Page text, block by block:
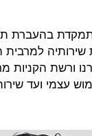
בהעברת
למרבית
ורשת
עצמי ועד